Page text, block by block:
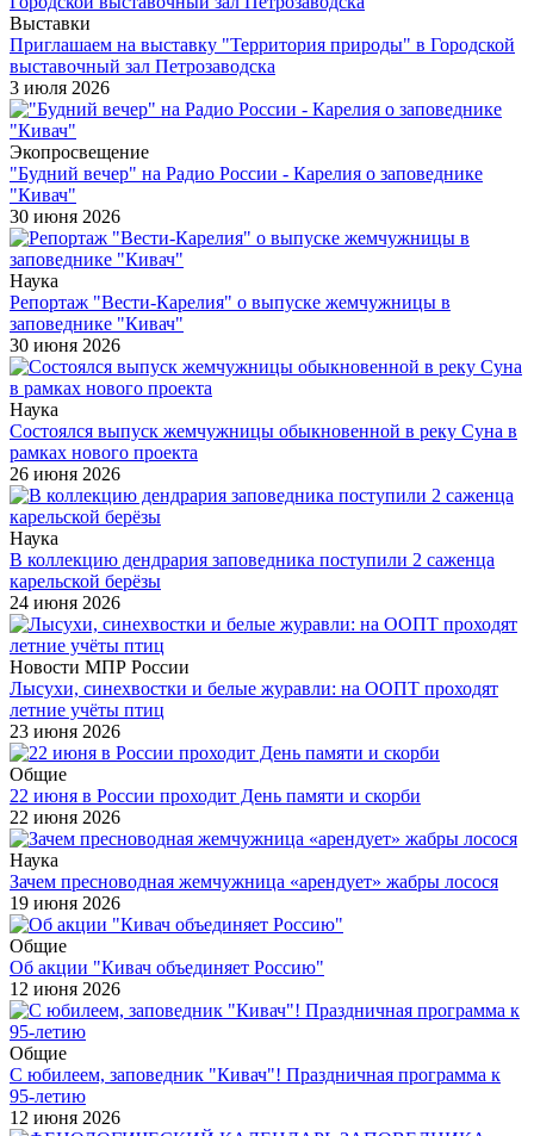
Выставки
Приглашаем на выставку "Территория природы" в Городской
выставочный зал Петрозаводска
3 июля 2026
Экопросвещение
"Будний вечер" на Радио России - Карелия о заповеднике
"Кивач"
30 июня 2026
Наука
Репортаж "Вести-Карелия" о выпуске жемчужницы в
заповеднике "Кивач"
30 июня 2026
Наука
Состоялся выпуск жемчужницы обыкновенной в реку Суна в
рамках нового проекта
26 июня 2026
Наука
В коллекцию дендрария заповедника поступили 2 саженца
карельской берёзы
24 июня 2026
Новости МПР России
Лысухи, синехвостки и белые журавли: на ООПТ проходят
летние учёты птиц
23 июня 2026
Общие
22 июня в России проходит День памяти и скорби
22 июня 2026
Наука
Зачем пресноводная жемчужница «арендует» жабры лосося
19 июня 2026
Общие
Об акции "Кивач объединяет Россию"
12 июня 2026
Общие
С юбилеем, заповедник "Кивач"! Праздничная программа к
95-летию
12 июня 2026